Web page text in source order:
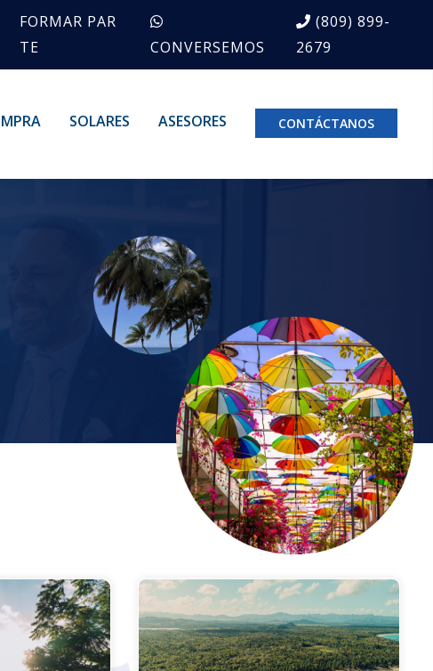
FORMAR PAR
TE
CONVERSEMOS
(809) 899-
2679
SOLARES ASESORES CONTÁCTANOS